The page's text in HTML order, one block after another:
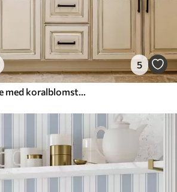
5
Gennembrudte grene med koralblomster, blomstermønster